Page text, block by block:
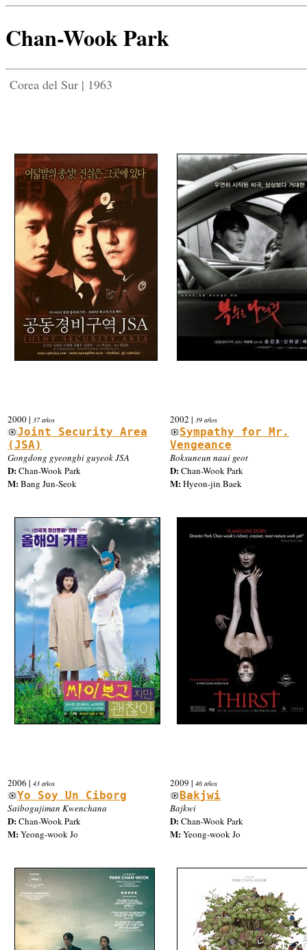
Chan-Wook Park
Corea del Sur | 1963
2000| 37 años
Joint Security Area
(JSA)
Gongdong gyeongbi guyeok JSA
D:Chan-Wook Park
M:Bang Jun-Seok
2002 | 39 años
Sympathy for Mr.
Vengeance
Boksuneun naui geot
D:Chan-Wook Park
M:Hyeon-jin Baek
2006 | 43 años
Yo Soy Un Ciborg
Saibogujiman Kwenchana
D:Chan-Wook Park
M:Yeong-wook Jo
2009 | 46 años
Bakjwi
Bajkwi
D:Chan-Wook Park
M:Yeong-wook Jo